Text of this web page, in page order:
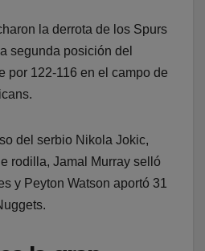
la derrota de los Spurs
segunda posición del
por 122-116 en el campo de
del serbio Nikola Jokic,
rodilla, Jamal Murray selló
y Peyton Watson aportó 31